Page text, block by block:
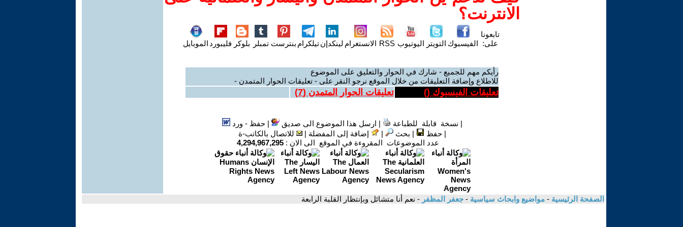
الانترنت؟
تابعونا
على: الفيسبوك التويتر اليوتيوب RSS الانستغرام لينكدإنتيلكرام بنترست تمبلر بلوكر فليبورد الموبايل
رأيكم مهم للجميع - شارك في الحوار والتعليق على الموضوع
للاطلاع وإضافة التعليقات من خلال الموقع نرجو النقر على - تعليقات الحوار المتمدن -
تعليقات الفيسبوك () تعليقات الحوار المتمدن (7
)
| نسخة قابلة للطباعة | ارسل هذا الموضوع الى صديق |حفظ - ورد
|حفظ | بحث | إضافة إلى المفضلة |
للاتصال بالكاتب-ة
عدد الموضوعات المقروءة في الموقع الى الان : 4,294,967,295
الصفحة الرئيسية - مواضيع وابحاث سياسية - جعفر المظفر - نعم أنا متشائل وبإنتظار القلبة الرابعة